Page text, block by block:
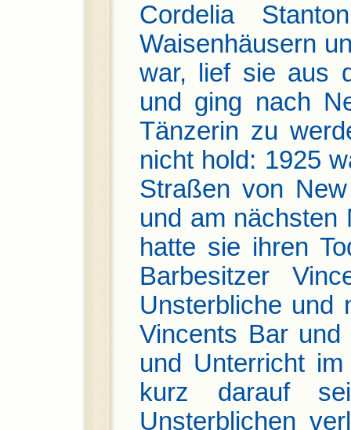
Cordelia
Waisenhäusern
war, lief sie aus
und ging nach
Tänzerin zu
nicht hold: 1925
Straßen von
und am nächsten
hatte sie ihren
Barbesitzer
Unsterbliche und
Vincents Bar und
und Unterricht
kurz darauf
Unsterblichen